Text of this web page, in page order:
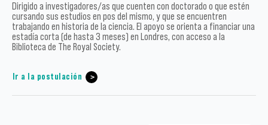
Dirigido a investigadores/as que cuenten con doctorado o que estén
cursando sus estudios en pos del mismo, y que se encuentren
trabajando en historia de la ciencia. El apoyo se orienta a financiar una
estadía corta (de hasta 3 meses) en Londres, con acceso a la
Biblioteca de The Royal Society.
Ir a la postulación